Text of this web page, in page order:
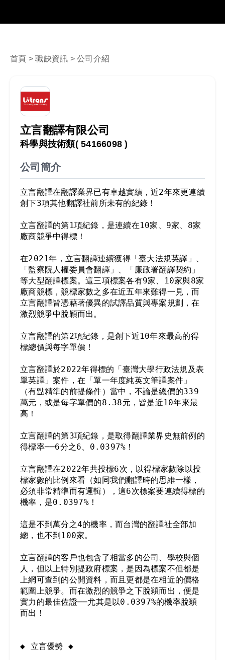
首頁 >職缺資訊 > 公司介紹
立言翻譯有限公司
科學與技術類( 54166098 )
公司簡介
立言翻譯在翻譯業界已有卓越實績，近2年來更連續
創下3項其他翻譯社前所未有的紀錄！
立言翻譯的第1項紀錄，是連續在10家、9家、8家
廠商競爭中得標！
在2021年，立言翻譯連續獲得「臺大法規英譯」、
「監察院人權委員會翻譯」、「廉政署翻譯契約」
等大型翻譯標案。這三項標案各有9家、10家與8家
廠商競標，競標家數之多在近五年來難得一見，而
立言翻譯皆憑藉著優異的試譯品質與專案規劃，在
激烈競爭中脫穎而出。
立言翻譯的第2項紀錄，是創下近10年來最高的得
標總價與每字單價！
立言翻譯於2022年得標的「臺灣大學行政法規及表
單英譯」案件，在「單一年度純英文筆譯案件」
（有點精準的前提條件）當中，不論是總價的339
萬元，或是每字單價的8.38元，皆是近10年來最
高！
立言翻譯的第3項紀錄，是取得翻譯業界史無前例的
得標率──6分之6、0.0397%！
立言翻譯在2022年共投標6次，以得標家數除以投
標家數的比例來看（如同我們翻譯時的思維一樣，
必須非常精準而有邏輯），這6次標案要連續得標的
機率，是0.0397%！
這是不到萬分之4的機率，而台灣的翻譯社全部加
總，也不到100家。
立言翻譯的客戶也包含了相當多的公司、學校與個
人，但以上特別提政府標案，是因為標案不但都是
上網可查到的公開資料，而且更都是在相近的價格
範圍上競爭。而在激烈的競爭之下脫穎而出，便是
實力的最佳佐證──尤其是以0.0397%的機率脫穎
而出！
◆ 立言優勢 ◆